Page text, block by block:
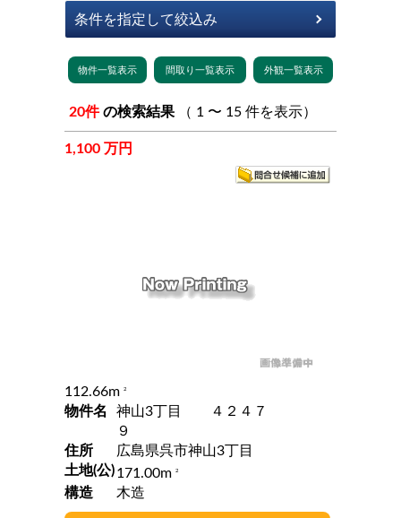
20件 の検索結果 （ 1 〜 15 件を表示）
1,100 万円
112.66m 2
物件名
神山3丁目 ４２４７
９
住所
広島県呉市神山3丁目
土地(公)171.00m2
構造 木造